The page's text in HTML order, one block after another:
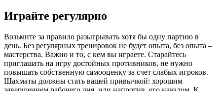
Играйте регулярно
Возьмите за правило разыгрывать хотя бы одну партию в
день. Без регулярных тренировок не будет опыта, без опыта –
мастерства. Важно и то, с кем вы играете. Старайтесь
приглашать на игру достойных противников, не нужно
повышать собственную самооценку за счет слабых игроков.
Шахматы должны стать вашей привычкой: хорошим